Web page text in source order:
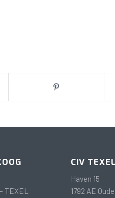
TEXEL
CIV TEXEL
Haven 15
1792 AE